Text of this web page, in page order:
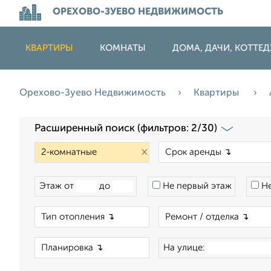
ОРЕХОВО-ЗУЕВО НЕДВИЖИМОСТЬ
КВАРТИРЫ КОМНАТЫ ДОМА, ДАЧИ,
Орехово-Зуево Недвижимость Квартиры
Расширенный поиск (фильтров: 2/30)
×
Этаж от до Не первый этаж
На улице: